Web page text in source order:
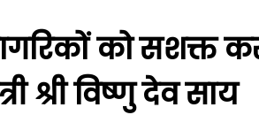
को सशक्त
श्री विष्णु देव साय